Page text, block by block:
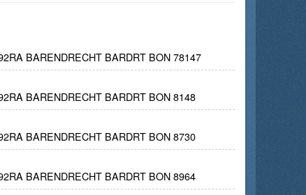
BARENDRECHT BARDRT BON 78147
BARENDRECHT BARDRT BON 8148
BARENDRECHT BARDRT BON 8730
BARENDRECHT BARDRT BON 8964